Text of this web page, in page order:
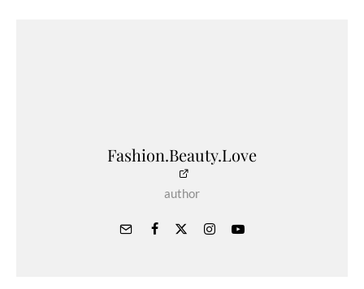
Fashion.Beauty.Love
author